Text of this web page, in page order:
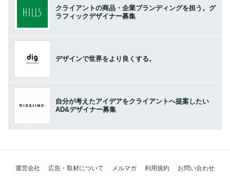
クライアントの商品・企業ブランディングを担う。グ
ラフィックデザイナー募集
デザインで世界をより良くする。
自分が考えたアイデアをクライアントへ提案したい
AD&デザイナー募集
運営会社 広告・取材について メルマガ 利用規約 お問い合わせ